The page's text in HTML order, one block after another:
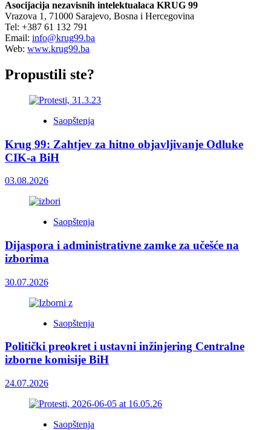
Asocijacija nezavisnih intelektualaca KRUG 99
Vrazova 1, 71000 Sarajevo, Bosna i Hercegovina
Tel: +387 61 132 791
Email: info@krug99.ba
Web: www.krug99.ba
Propustili ste?
Saopštenja
Krug 99: Zahtjev za hitno objavljivanje Odluke
CIK-a BiH
03.08.2026
Saopštenja
Dijaspora i administrativne zamke za učešće na
izborima
30.07.2026
Saopštenja
Politički preokret i ustavni inžinjering Centralne
izborne komisije BiH
24.07.2026
Saopštenja